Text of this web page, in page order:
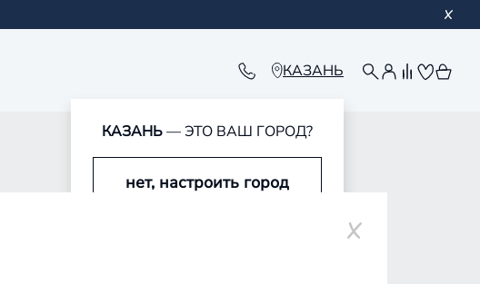
КАЗАНЬ
КАЗАНЬ— ЭТО ВАШ ГОРОД?
нет, настроить город